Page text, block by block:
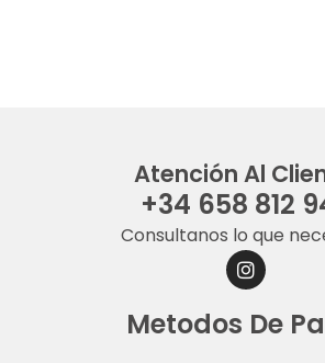
Atención Al
+34 658 812
Consultanos lo que
I
N
S
Metodos De